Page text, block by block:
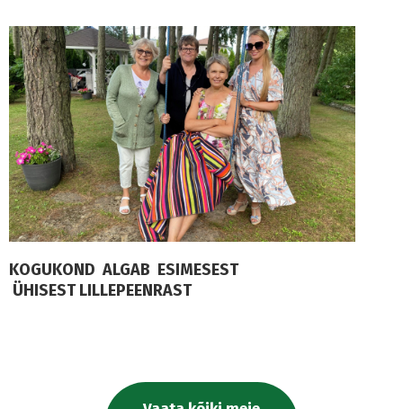
KOGUKOND ALGAB ESIMESEST
ÜHISEST LILLEPEENRAST